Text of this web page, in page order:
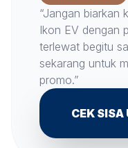
“Jangan biarkan
Ikon EV dengan
terlewat begitu
sekarang untuk
promo.”
CEK